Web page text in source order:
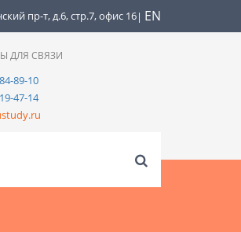
пр-т, д.6, стр.7, офис 16| EN
ДЛЯ СВЯЗИ
89-10
47-14